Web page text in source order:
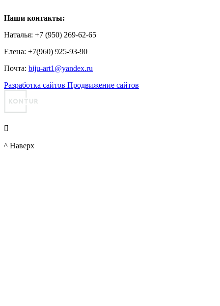
Наши контакты:
Наталья: +7 (950) 269-62-65
Елена: +7(960) 925-93-90
Почта: biju-art1@yandex.ru
Разработка сайтов Продвижение сайтов

^ Наверх